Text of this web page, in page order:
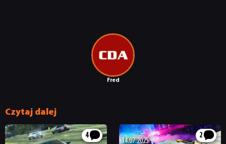
Fred
Czytaj dalej
4 2
14.07.2025